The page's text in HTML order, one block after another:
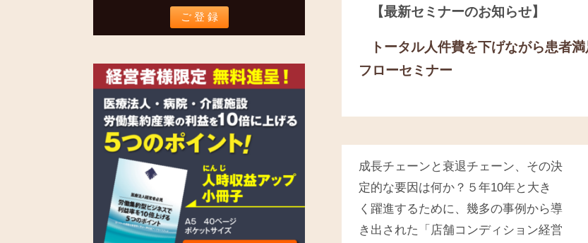
【最新セミナーのお知らせ】
トータル人件費を下げながら患者
フローセミナー
成長チェーンと衰退チェーン、その決
定的な要因は何か？５年10年と大き
く躍進するために、幾多の事例から導
き出された「店舗コンディション経営